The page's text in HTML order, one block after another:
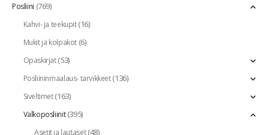
Posliini (769)
Kahvi- ja teekupit(16)
Mukit ja kolpakot(6)
Opaskirjat(53)
Posliininmaalaus- tarvikkeet(136)
Siveltimet(163)
Valkoposliinit(395)
Asetit ja lautaset(48)